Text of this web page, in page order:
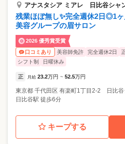
アナスタシア ミアレ 日比谷シャ
残業ほぼ無し✨完全週休2日◎1
美容グループの眉サロン
2026 優秀賞受賞
口コミあり
美容師免許 完全週休2日
シフト制
日曜休み
正 月給 23.2万円 ~ 52.5万円
東京都 千代田区 有楽町1丁目2-2 日比谷
日比谷駅 徒歩6分
キープする